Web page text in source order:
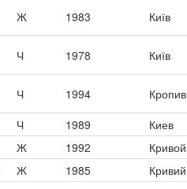
Ж 1983 Київ
Ч 1978 Київ
Ч 1994
Ч 1989
Киев
Ж 1992
Ж 1985
Кривий